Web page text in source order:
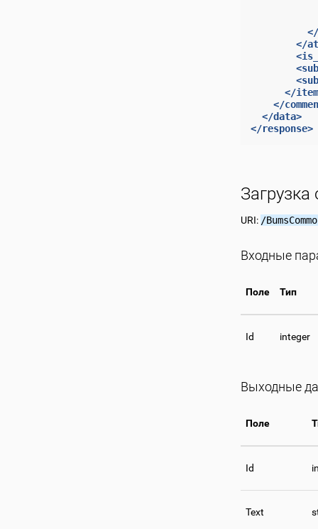
</
</
</
</data>
</response>
URI: /
Входные
Поле Тип
Id integer
Выходные
Поле
Id
Text